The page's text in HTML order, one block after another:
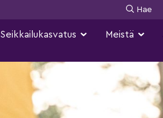
Hae
Seikkailukasvatus Meistä